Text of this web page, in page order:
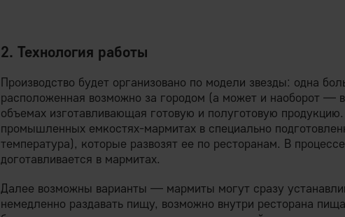
2. Технология работы
Производство будет организовано по модели звезды: одна
расположенная возможно за городом (а может и наоборот —
объемах изготавливающая готовую и полуготовую
промышленных емкостях-мармитах в специально
температура), которые развозят ее по ресторанам. В
доготавливается в мармитах.
Далее возможны варианты — мармиты могут сразу
немедленно раздавать пищу, возможно внутри ресторана